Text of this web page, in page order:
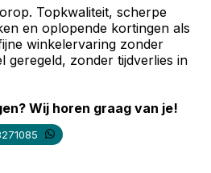
Topkwaliteit, scherpe
en oplopende kortingen als
winkelervaring zonder
geregeld, zonder tijdverlies in
Wij horen graag van je!